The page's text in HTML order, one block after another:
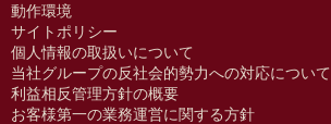
動作環境
サイトポリシー
個人情報の取扱いについて
当社グループの反社会的勢力への対応について
利益相反管理方針の概要
お客様第一の業務運営に関する方針